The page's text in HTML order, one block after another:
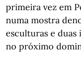
primeira vez em
numa mostra
esculturas e duas
no próximo